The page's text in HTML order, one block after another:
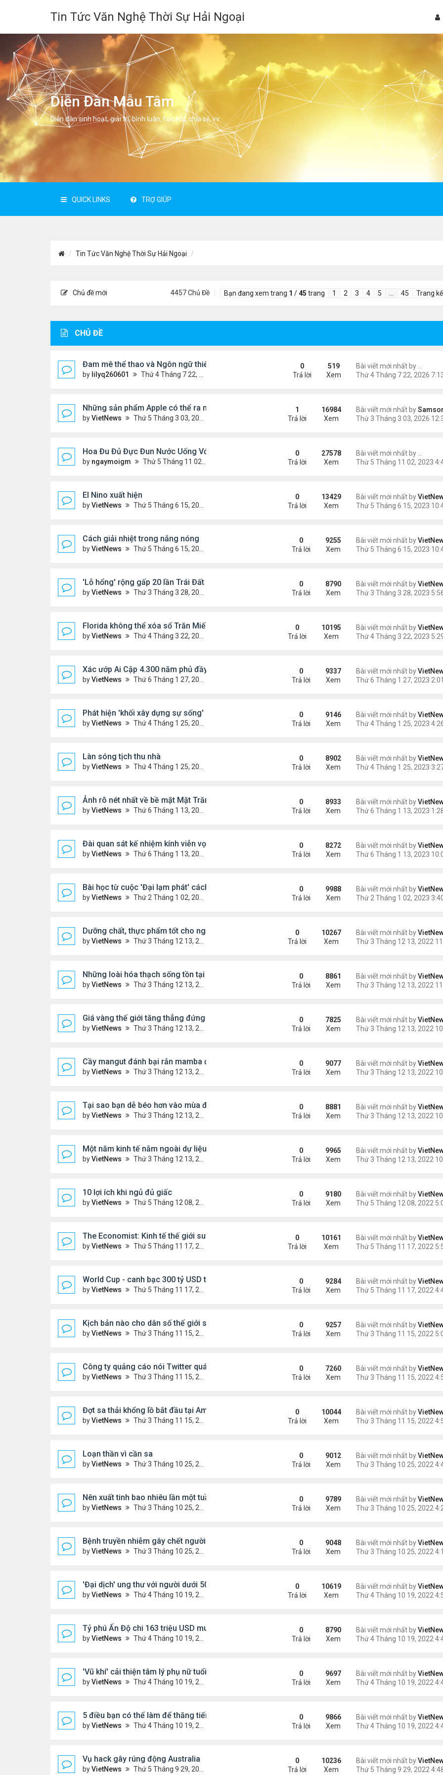
Tin Tức Văn Nghệ Thời Sự Hải Ngoại
Diễn Đàn Mẫu Tâm
Diễn đàn sinh hoạt, giải trí, bình luân, học hỏi, chia sẻ, vv.
QUICK LINKS TRỢ GIÚP
Tin Tức Văn Nghệ Thời Sự Hải Ngoại
Chủ đề mới 4457 Chủ Đề Bạn đang xem trang 1 /45 trang 1 2 3 4 5 45 Trang
CHỦ ĐỀ
Đam mê thể thao và Ngôn ngữ thiết kế: Góc nhìn từ trang phục thi đấu
by lilyq260601 Thứ 4 Tháng 7 22, 2026 7:13 pm
0
Trả lời
519
Xem
Những sản phẩm Apple có thể ra mắt ngày 8/3
byVietNews Thứ 5 Tháng 3 03, 2022 12:34 pm
Bài viết mới nhất by
1
Trả lời
16984
Xem
Hoa Đu Đủ Đực Đun Nước Uống Với Những Tác Dụng Tuyệt Vời
by ngaymoigm Thứ 5 Tháng 11 02, 2023 4:44 am
0
Trả lời
27578
Xem
El Nino xuất hiện
byVietNews Thứ 5 Tháng 6 15, 2023 10:42 am
Bài viết mới nhất by
0
Trả lời
13429
Xem
Cách giải nhiệt trong nắng nóng
byVietNews Thứ 5 Tháng 6 15, 2023 10:40 am
Bài viết mới nhất by
0
Trả lời
9255
Xem
'Lỗ hổng' rộng gấp 20 lần Trái Đất xuất hiện trên Mặt Trời
byVietNews Thứ 3 Tháng 3 28, 2023 5:56 pm
Bài viết mới nhất by
0
Trả lời
8790
Xem
Florida không thể xóa sổ Trăn Miến Điện
byVietNews Thứ 4 Tháng 3 22, 2023 5:29 pm
Bài viết mới nhất by
0
Trả lời
10195
Xem
Xác ướp Ai Cập 4.300 năm phủ đầy vàng lá
byVietNews Thứ 6 Tháng 1 27, 2023 2:01 pm
Bài viết mới nhất by
0
Trả lời
9337
Xem
Phát hiện 'khối xây dựng sự sống' lạnh nhất vũ trụ
byVietNews Thứ 4 Tháng 1 25, 2023 4:26 pm
Bài viết mới nhất by
0
Trả lời
9146
Xem
Làn sóng tịch thu nhà
byVietNews Thứ 4 Tháng 1 25, 2023 3:27 pm
Bài viết mới nhất by
0
Trả lời
8902
Xem
Ảnh rõ nét nhất về bề mặt Mặt Trăng chụp từ Trái Đất
byVietNews Thứ 6 Tháng 1 13, 2023 1:28 pm
Bài viết mới nhất by
0
Trả lời
8933
Xem
Đài quan sát kế nhiệm kính viễn vọng James Webb
byVietNews Thứ 6 Tháng 1 13, 2023 10:09 am
Bài viết mới nhất by
0
Trả lời
8272
Xem
Bài học từ cuộc 'Đại lạm phát' cách đây 500 năm
byVietNews Thứ 2 Tháng 1 02, 2023 3:40 pm
Bài viết mới nhất by
0
Trả lời
9988
Xem
Dưỡng chất, thực phẩm tốt cho người cao huyết áp
byVietNews Thứ 3 Tháng 12 13, 2022 11:14 am
Bài viết mới nhất by
0
Trả lời
10267
Xem
Những loài hóa thạch sống tồn tại lâu nhất trên Trái Đất
byVietNews Thứ 3 Tháng 12 13, 2022 11:11 am
Bài viết mới nhất by
0
Trả lời
8861
Xem
Giá vàng thế giới tăng thẳng đứng
byVietNews Thứ 3 Tháng 12 13, 2022 10:54 am
Bài viết mới nhất by
0
Trả lời
7825
Xem
Cầy mangut đánh bại rắn mamba đen
byVietNews Thứ 3 Tháng 12 13, 2022 10:50 am
Bài viết mới nhất by
0
Trả lời
9077
Xem
Tại sao bạn dễ béo hơn vào mùa đông?
byVietNews Thứ 3 Tháng 12 13, 2022 10:42 am
Bài viết mới nhất by
0
Trả lời
8881
Xem
Một năm kinh tế nằm ngoài dự liệu của Fed
byVietNews Thứ 3 Tháng 12 13, 2022 10:35 am
Bài viết mới nhất by
0
Trả lời
9965
Xem
10 lợi ích khi ngủ đủ giấc
byVietNews Thứ 5 Tháng 12 08, 2022 5:04 pm
Bài viết mới nhất by
0
Trả lời
9180
Xem
The Economist: Kinh tế thế giới suy thoái vẫn chưa ngăn được lạm phát
byVietNews Thứ 5 Tháng 11 17, 2022 5:51 pm
Bài viết mới nhất by
0
Trả lời
10161
Xem
World Cup - canh bạc 300 tỷ USD thay đổi hình ảnh Qatar
byVietNews Thứ 5 Tháng 11 17, 2022 4:48 pm
Bài viết mới nhất by
0
Trả lời
9284
Xem
Kịch bản nào cho dân số thế giới sau mốc 8 tỷ người?
byVietNews Thứ 3 Tháng 11 15, 2022 5:02 pm
Bài viết mới nhất by
0
Trả lời
9257
Xem
Công ty quảng cáo nói Twitter quá rủi ro
byVietNews Thứ 3 Tháng 11 15, 2022 4:56 pm
Bài viết mới nhất by
0
Trả lời
7260
Xem
Đợt sa thải khổng lồ bắt đầu tại Amazon
byVietNews Thứ 3 Tháng 11 15, 2022 4:54 pm
Bài viết mới nhất by
0
Trả lời
10044
Xem
Loạn thần vì cần sa
byVietNews Thứ 3 Tháng 10 25, 2022 4:45 pm
Bài viết mới nhất by
0
Trả lời
9012
Xem
Nên xuất tinh bao nhiêu lần một tuần?
byVietNews Thứ 3 Tháng 10 25, 2022 4:24 pm
Bài viết mới nhất by
0
Trả lời
9789
Xem
Bệnh truyền nhiễm gây chết người nhiều nhất thế giới quay lại
byVietNews Thứ 3 Tháng 10 25, 2022 4:19 pm
Bài viết mới nhất by
0
Trả lời
9048
Xem
'Đại dịch' ung thư với người dưới 50 tuổi
byVietNews Thứ 4 Tháng 10 19, 2022 4:51 pm
Bài viết mới nhất by
0
Trả lời
10619
Xem
Tỷ phú Ấn Độ chi 163 triệu USD mua biệt thự đắt nhất Dubai
byVietNews Thứ 4 Tháng 10 19, 2022 4:44 pm
Bài viết mới nhất by
0
Trả lời
8790
Xem
'Vũ khí' cải thiện tâm lý phụ nữ tuổi mãn kinh
byVietNews Thứ 4 Tháng 10 19, 2022 4:42 pm
Bài viết mới nhất by
0
Trả lời
9697
Xem
5 điều bạn có thể làm để thăng tiến sự nghiệp
byVietNews Thứ 4 Tháng 10 19, 2022 4:40 pm
Bài viết mới nhất by
0
Trả lời
9866
Xem
Vụ hack gây rúng động Australia
byVietNews Thứ 5 Tháng 9 29, 2022 4:48 pm
Bài viết mới nhất by
0
Trả lời
10236
Xem